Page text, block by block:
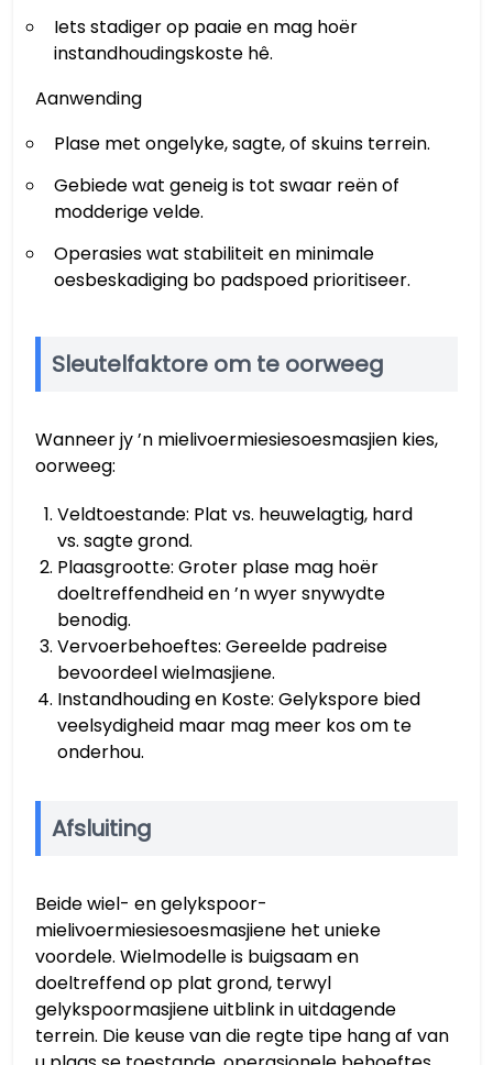
Iets stadiger op paaie en mag hoër
instandhoudingskoste hê.
Aanwending
Plase met ongelyke, sagte, of skuins terrein.
Gebiede wat geneig is tot swaar reën of
modderige velde.
Operasies wat stabiliteit en minimale
oesbeskadiging bo padspoed prioritiseer.
Sleutelfaktore om te oorweeg
Wanneer jy ’n mielivoermiesiesoesmasjien kies,
oorweeg:
Veldtoestande: Plat vs. heuwelagtig, hard
vs. sagte grond.
Plaasgrootte: Groter plase mag hoër
doeltreffendheid en ’n wyer snywydte
benodig.
Vervoerbehoeftes: Gereelde padreise
bevoordeel wielmasjiene.
Instandhouding en Koste: Gelykspore bied
veelsydigheid maar mag meer kos om te
onderhou.
Afsluiting
Beide wiel- en gelykspoor-
mielivoermiesiesoesmasjiene het unieke
voordele. Wielmodelle is buigsaam en
doeltreffend op plat grond, terwyl
gelykspoormasjiene uitblink in uitdagende
terrein. Die keuse van die regte tipe hang af van